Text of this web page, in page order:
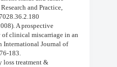
and Practice,
A prospective
clinical miscarriage in an
International Journal of
183.
loss treatment &